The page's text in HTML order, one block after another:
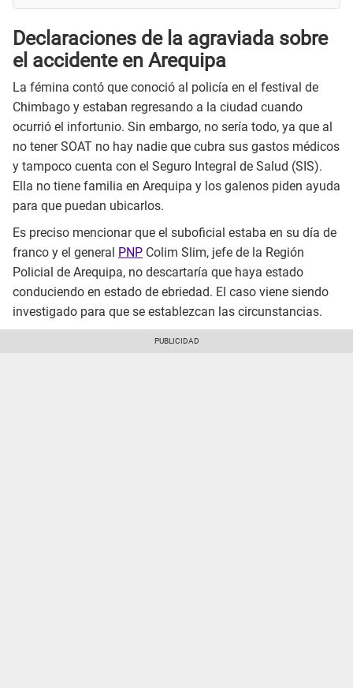
Declaraciones de la agraviada sobre
el accidente en Arequipa
La fémina contó que conoció al policía en el festival de
Chimbago y estaban regresando a la ciudad cuando
ocurrió el infortunio. Sin embargo, no sería todo, ya que al
no tener SOAT no hay nadie que cubra sus gastos médicos
y tampoco cuenta con el Seguro Integral de Salud (SIS).
Ella no tiene familia en Arequipa y los galenos piden ayuda
para que puedan ubicarlos.
Es preciso mencionar que el suboficial estaba en su día de
franco y el general PNP Colim Slim, jefe de la Región
Policial de Arequipa, no descartaría que haya estado
conduciendo en estado de ebriedad. El caso viene siendo
investigado para que se establezcan las circunstancias.